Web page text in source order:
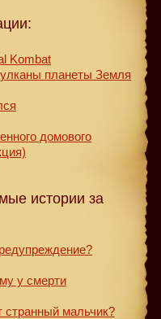
Kombat
планеты Земля
домового
истории за
у смерти
странный мальчик?